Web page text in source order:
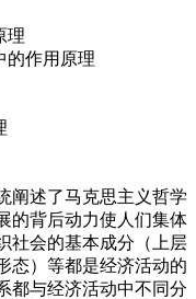
理
的作用原理
阐述了马克思主义哲学
的背后动力使人们集体
社会的基本成分（上层
态）等都是经济活动的
都与经济活动中不同分